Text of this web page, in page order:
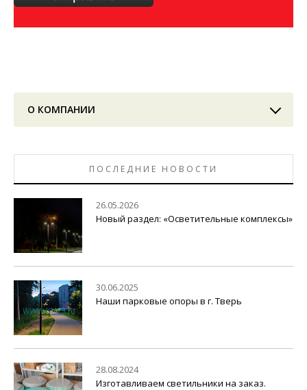
О КОМПАНИИ
ПОСЛЕДНИЕ НОВОСТИ
26.05.2026
Новый раздел: «Осветительные комплексы»
30.06.2025
Наши парковые опоры в г. Тверь
28.08.2024
Изготавливаем светильники на заказ.